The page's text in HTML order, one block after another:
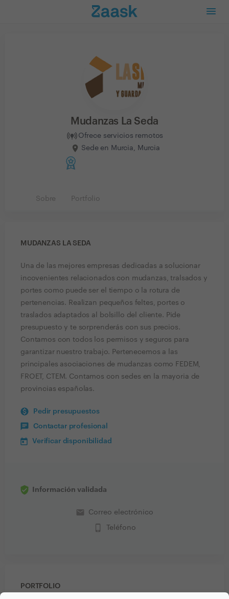
Mudanzas La Seda
Ofrece servicios remotos
Sede en Murcia, Murcia
Sobre Portfolio
MUDANZAS LA SEDA
Una de las mejores empresas dedicadas a solucionar
incovenientes relacionados con mudanzas, tralsados y
portes como puede ser el tiempo o la rotura de
pertenencias. Realizan pequeños feltes, portes o
traslados adaptados al bolsillo del cliente. Pide
presupuesto y te sorprenderás con sus precios.
Contamos con todos los permisos y seguros para
garantizar nuestro trabajo. Pertenecemos a las
principales asociaciones de mudanzas como FEDEM,
FROET, CTEM. Contamos con sedes en la mayoria de
provincias españolas.
Pedir presupuestos
Contactar profesional
Verificar disponibilidad
Información validada
email Correo electrónico
phone_iphone Teléfono
PORTFOLIO